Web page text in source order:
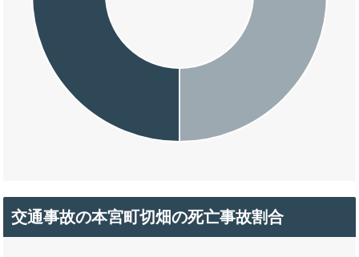
交通事故の本宮町切畑の死亡事故割合